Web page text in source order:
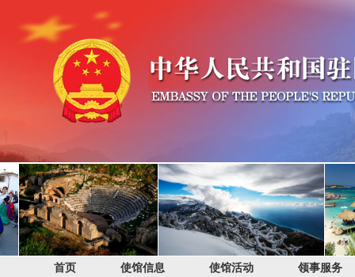
首页 使馆信息 使馆活动 领事服务